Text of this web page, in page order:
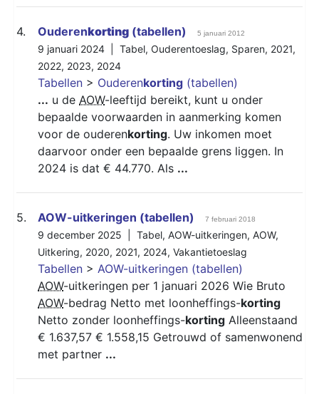
4. Ouderenkorting (tabellen) 5 januari 2012
9 januari 2024 | Tabel, Ouderentoeslag, Sparen, 2021,
2022, 2023, 2024
Tabellen > Ouderenkorting (tabellen)
... u de AOW-leeftijd bereikt, kunt u onder
bepaalde voorwaarden in aanmerking komen
voor de ouderenkorting. Uw inkomen moet
daarvoor onder een bepaalde grens liggen. In
2024 is dat € 44.770. Als ...
5. AOW-uitkeringen (tabellen) 7 februari 2018
9 december 2025 | Tabel, AOW-uitkeringen, AOW,
Uitkering, 2020, 2021, 2024, Vakantietoeslag
Tabellen > AOW-uitkeringen (tabellen)
AOW-uitkeringen per 1 januari 2026 Wie Bruto
AOW-bedrag Netto met loonheffings-korting
Netto zonder loonheffings-korting Alleenstaand
€ 1.637,57 € 1.558,15 Getrouwd of samenwonend
met partner ...